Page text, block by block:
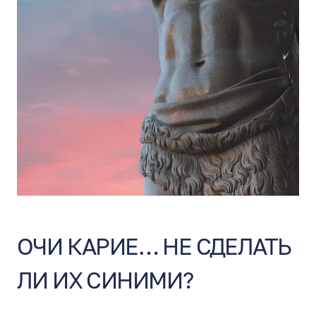
ОЧИ КАРИЕ… НЕ СДЕЛАТЬ
ЛИ ИХ СИНИМИ?